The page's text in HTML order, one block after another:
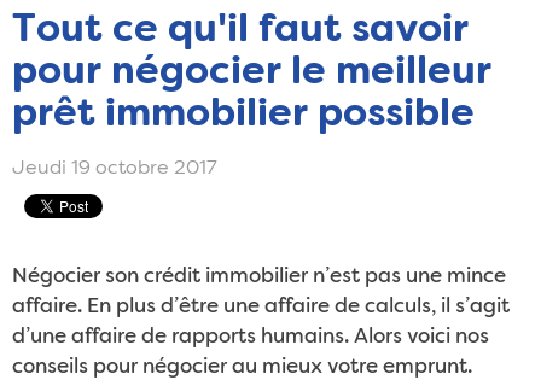
Tout ce qu'il faut savoir
pour négocier le meilleur
prêt immobilier possible
Jeudi 19 octobre 2017
Négocier son crédit immobilier n’est pas une mince
affaire. En plus d’être une affaire de calculs, il s’agit
d’une affaire de rapports humains. Alors voici nos
conseils pour négocier au mieux votre emprunt.